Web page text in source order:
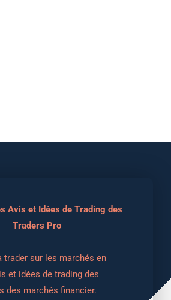
Avis et Idées de Trading des
Traders Pro
trader sur les marchés en
et idées de trading des
des marchés financier.